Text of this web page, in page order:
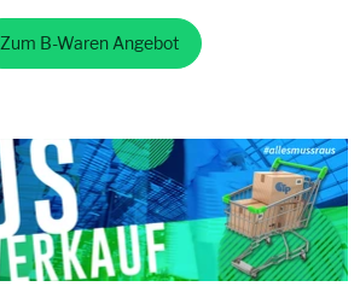
Zum B-Waren Angebot